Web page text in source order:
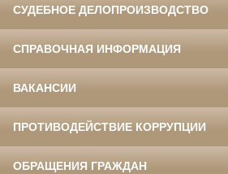
СУДЕБНОЕ ДЕЛОПРОИЗВОДСТВО
СПРАВОЧНАЯ ИНФОРМАЦИЯ
ВАКАНСИИ
ПРОТИВОДЕЙСТВИЕ КОРРУПЦИИ
ОБРАЩЕНИЯ ГРАЖДАН